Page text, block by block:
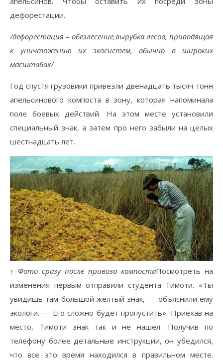
дефорестации.
/дефорестация – обезлесение,вырубка лесов, приводящая
к уничтожению их экосистем, обычно в широких
масштабах/
Год спустя грузовики привезли двенадцать тысяч тонн
апельсинового компоста в зону, которая напоминала
поле боевых действий. На этом месте установили
специальный знак, а затем про него забыли на целых
шестнадцать лет.
↑ Фото сразу после привоза компостаПосмотреть на
изменения первым отправили студента Тимоти. «Ты
увидишь там большой желтый знак, — объяснили ему
экологи. — Его сложно будет пропустить». Приехав на
место, Тимоти знак так и не нашел. Получив по
телефону более детальные инструкции, он убедился,
что все это время находился в правильном месте.